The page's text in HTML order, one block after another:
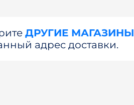
ДРУГИЕ МАГАЗИНЫ
адрес доставки.